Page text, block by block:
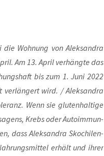
Woh­nung von Alek­san­dra
Am 13. April ver­häng­te das
bis zum 1. Juni 2022
ver­län­gert wird. / Alek­san­dra
Wenn sie glu­ten­hal­ti­ge
Krebs oder Auto­im­mun­
dass Alek­san­dra Skoch­i­len­
erhält und ihrer